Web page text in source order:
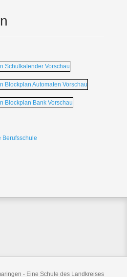
- Eine Schule des Landkreises